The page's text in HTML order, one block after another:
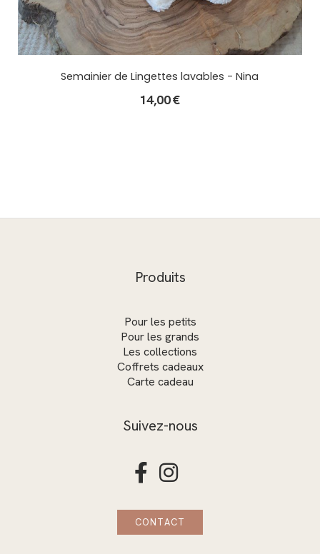
Semainier de Lingettes lavables - Nina
14,00€
Produits
Pour les petits
Pour les grands
Les collections
Coffrets cadeaux
Carte cadeau
Suivez-nous
 
CONTACT